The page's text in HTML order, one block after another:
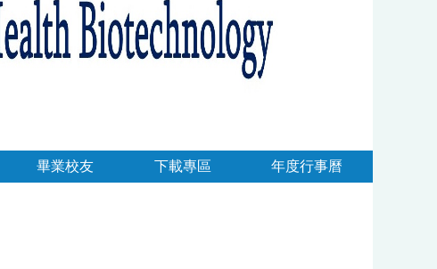
畢業校友 下載專區 年度行事曆